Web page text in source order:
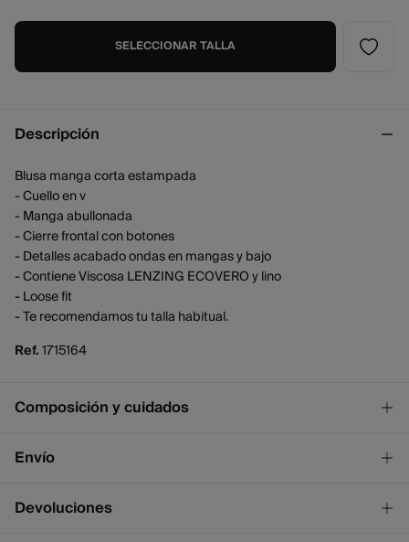
SELECCIONAR TALLA
Descripción
Blusa manga corta estampada
- Cuello en v
- Manga abullonada
- Cierre frontal con botones
- Detalles acabado ondas en mangas y bajo
- Contiene Viscosa LENZING ECOVERO y lino
- Loose fit
- Te recomendamos tu talla habitual.
Ref.1715164
Composición y cuidados
Composición
Cuidados
Envío
Envío a tienda
¡GRATIS!
Devoluciones